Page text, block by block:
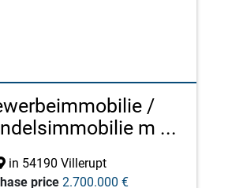
/
m ...
in 54190 Villerupt
price 2.700.000 €